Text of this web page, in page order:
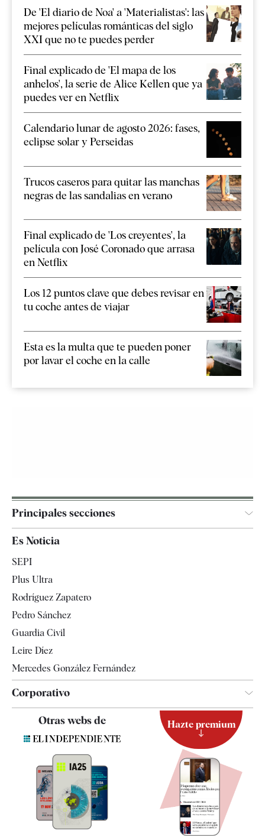
De 'El diario de Noa' a 'Materialistas': las
mejores películas románticas del siglo
XXI que no te puedes perder
Final explicado de 'El mapa de los
anhelos', la serie de Alice Kellen que ya
puedes ver en Netflix
Calendario lunar de agosto 2026: fases,
eclipse solar y Perseidas
Trucos caseros para quitar las manchas
negras de las sandalias en verano
Final explicado de 'Los creyentes', la
película con José Coronado que arrasa
en Netflix
Los 12 puntos clave que debes revisar en
tu coche antes de viajar
Esta es la multa que te pueden poner
por lavar el coche en la calle
Principales secciones
España
Televisión
Es Noticia
SEPI
Plus Ultra
Rodríguez Zapatero
Pedro Sánchez
Guardia Civil
Leire Díez
Mercedes González Fernández
Corporativo
Contacto
Quiénes somos
Especificaciones
Otras webs de Hazte premium